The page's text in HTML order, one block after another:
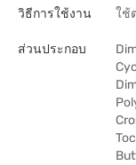
วิธีการใช้งาน ใช้
ส่วนประกอบ